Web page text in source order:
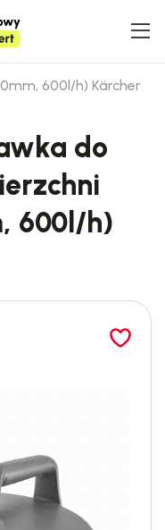
600l/h) Kärcher
do
600l/h)